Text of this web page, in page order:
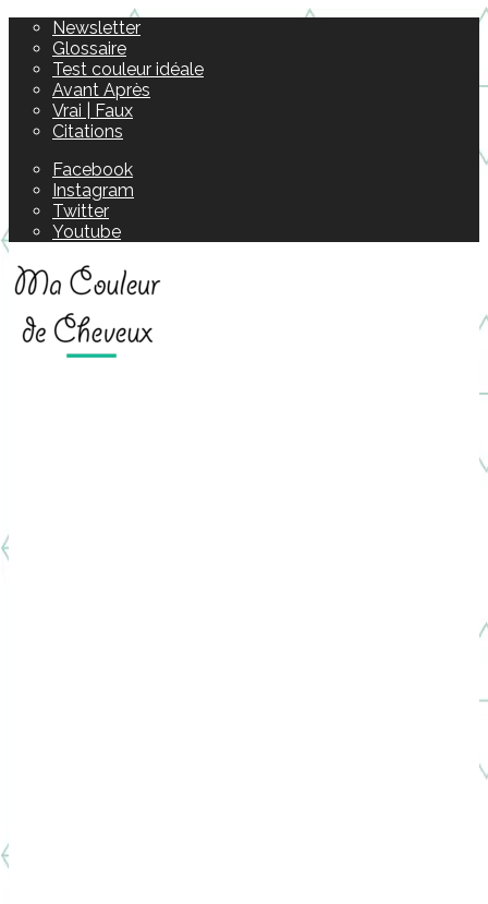
Newsletter
Glossaire
Test couleur idéale
Avant Après
Vrai | Faux
Citations
Facebook
Instagram
Twitter
Youtube